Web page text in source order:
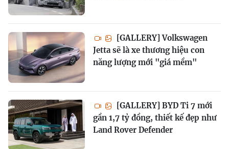
[GALLERY] Volkswagen
Jetta sẽ là xe thương hiệu con
năng lượng mới "giá mềm"
[GALLERY] BYD Ti 7 mới
gần 1,7 tỷ đồng, thiết kế đẹp như
Land Rover Defender